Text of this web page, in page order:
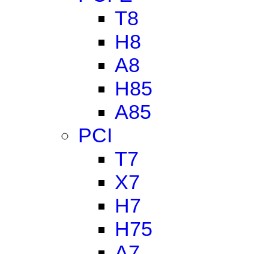
T8
H8
A8
H85
A85
PCI
T7
X7
H7
H75